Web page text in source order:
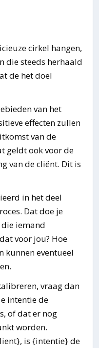
cirkel hangen,
die steeds herhaald
de het doel
van het
effecten zullen
van de
geldt ook voor de
van de cliënt. Dit is
in het deel
Dat doe je
iemand
voor jou? Hoe
kunnen eventueel
vraag dan
intentie de
of dat er nog
worden.
is {intentie} de